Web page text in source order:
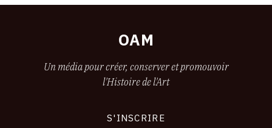
OAM
Un média pour créer, conserver et promouvoir
l'Histoire de l'Art
S'INSCRIRE